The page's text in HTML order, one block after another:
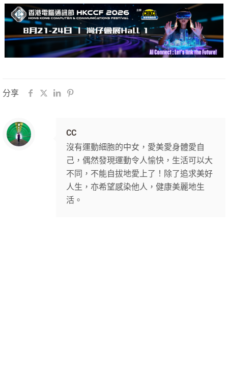
分享
CC
沒有運動細胞的中女，愛美愛身體愛自
己，偶然發現運動令人愉快，生活可以大
不同，不能自拔地愛上了！除了追求美好
人生，亦希望感染他人，健康美麗地生
活。